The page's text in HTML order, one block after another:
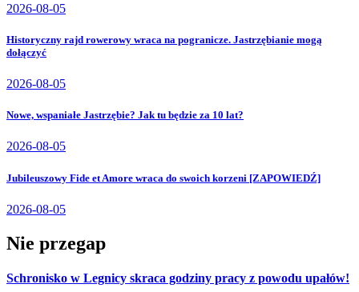
2026-08-05
Historyczny rajd rowerowy wraca na pogranicze. Jastrzębianie mogą
dołączyć
2026-08-05
Nowe, wspaniałe Jastrzębie? Jak tu będzie za 10 lat?
2026-08-05
Jubileuszowy Fide et Amore wraca do swoich korzeni [ZAPOWIEDŹ]
2026-08-05
Nie przegap
Schronisko w Legnicy skraca godziny pracy z powodu upałów!